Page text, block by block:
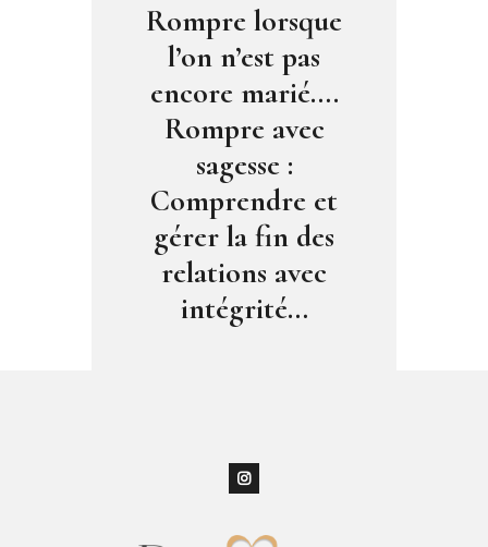
Rompre lorsque
l’on n’est pas
encore marié….
Rompre avec
sagesse :
Comprendre et
gérer la fin des
relations avec
intégrité…